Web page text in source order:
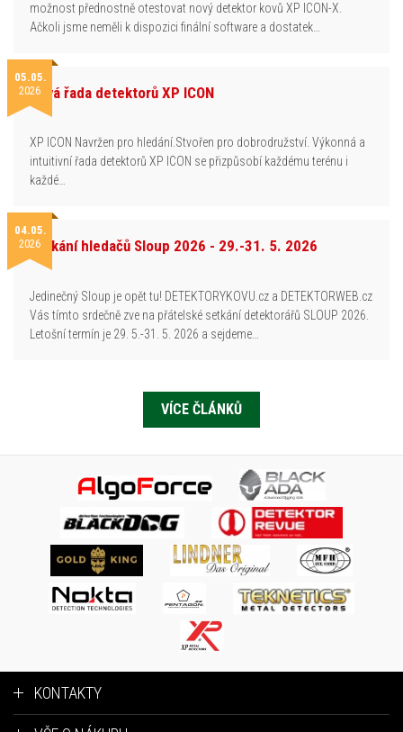
možnost přednostně otestovat nový detektor kovů XP ICON-X.
Ačkoli jsme neměli k dispozici finální software a dostatek…
05.05.
2026Nová řada detektorů XP ICON
XP ICON Navržen pro hledání.Stvořen pro dobrodružství. Výkonná a
intuitivní řada detektorů XP ICON se přizpůsobí každému terénu i
každé…
04.05.
2026Setkání hledačů Sloup 2026 - 29.-31. 5. 2026
Jedinečný Sloup je opět tu! DETEKTORYKOVU.cz a DETEKTORWEB.cz
Vás tímto srdečně zve na přátelské setkání detektorářů SLOUP 2026.
Letošní termín je 29. 5.-31. 5. 2026 a sejdeme…
VÍCE ČLÁNKŮ
KONTAKTY